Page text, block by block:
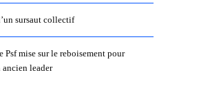
sursaut collectif
Psf mise sur le reboisement pour
ancien leader